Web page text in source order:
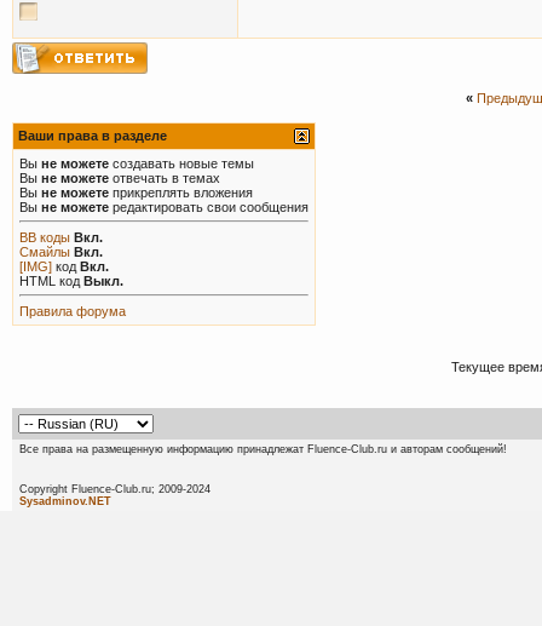
«
Ваши права в разделе
Вы не можете создавать новые темы
Вы не можете отвечать в темах
Вы не можете прикреплять вложения
Вы не можете редактировать свои сообщения
BB коды Вкл.
Смайлы Вкл.
[IMG] код Вкл.
HTML код Выкл.
Правила форума
Текущее
Все права на размещенную информацию принадлежат Fluence-Club.ru и авторам сообщений!
Copyright Fluence-Club.ru;
Sysadminov.NET